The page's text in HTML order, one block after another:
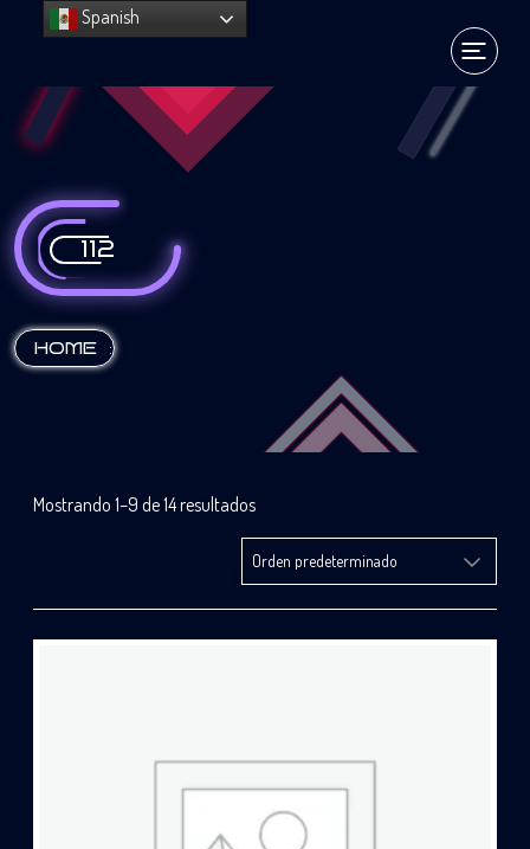
112
HOME :
Mostrando 1–9 de 14 resultados
Spanish